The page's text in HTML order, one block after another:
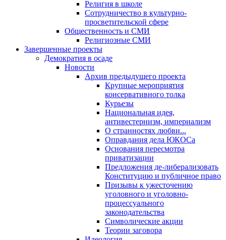
Религия в школе
Сотрудничество в культурно-
просветительской сфере
Общественность и СМИ
Религиозные СМИ
Завершенные проекты
Демократия в осаде
Новости
Архив предыдущего проекта
Крупные мероприятия
консервативного толка
Курьезы
Национальная идея,
антивестернизм, империализм
О странностях любви...
Оправдания дела ЮКОСа
Основания пересмотра
приватизации
Предложения де-либерализовать
Конституцию и публичное право
Призывы к ужесточению
уголовного и уголовно-
процессуального
законодательства
Символические акции
Теории заговора